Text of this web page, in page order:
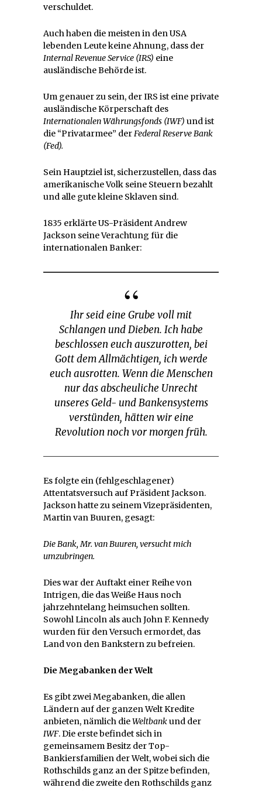
verschuldet.
Auch haben die meisten in den USA
lebenden Leute keine Ahnung, dass der
Internal Revenue Service (IRS) eine
ausländische Behörde ist.
Um genauer zu sein, der IRS ist eine private
ausländische Körperschaft des
Internationalen Währungsfonds (IWF) und ist
die “Privatarmee” derFederal Reserve Bank
(Fed).
Sein Hauptziel ist, sicherzustellen, dass das
amerikanische Volk seine Steuern bezahlt
und alle gute kleine Sklaven sind.
1835 erklärte US-Präsident Andrew
Jackson seine Verachtung für die
internationalen Banker:
Ihr seid eine Grube voll mit
Schlangen und Dieben. Ich habe
beschlossen euch auszurotten, bei
Gott dem Allmächtigen, ich werde
euch ausrotten. Wenn die Menschen
nur das abscheuliche Unrecht
unseres Geld- und Bankensystems
verstünden, hätten wir eine
Revolution noch vor morgen früh.
Es folgte ein (fehlgeschlagener)
Attentatsversuch auf Präsident Jackson.
Jackson hatte zu seinem Vizepräsidenten,
Martin van Buuren, gesagt:
Die Bank, Mr. van Buuren, versucht mich
umzubringen.
Dies war der Auftakt einer Reihe von
Intrigen, die das Weiße Haus noch
jahrzehntelang heimsuchen sollten.
Sowohl Lincoln als auch John F. Kennedy
wurden für den Versuch ermordet, das
Land von den Bankstern zu befreien.
Die Megabanken der Welt
Es gibt zwei Megabanken, die allen
Ländern auf der ganzen Welt Kredite
anbieten, nämlich dieWeltbankund der
IWF. Die erste befindet sich in
gemeinsamem Besitz der Top-
Bankiersfamilien der Welt, wobei sich die
Rothschilds ganz an der Spitze befinden,
während die zweite den Rothschilds ganz